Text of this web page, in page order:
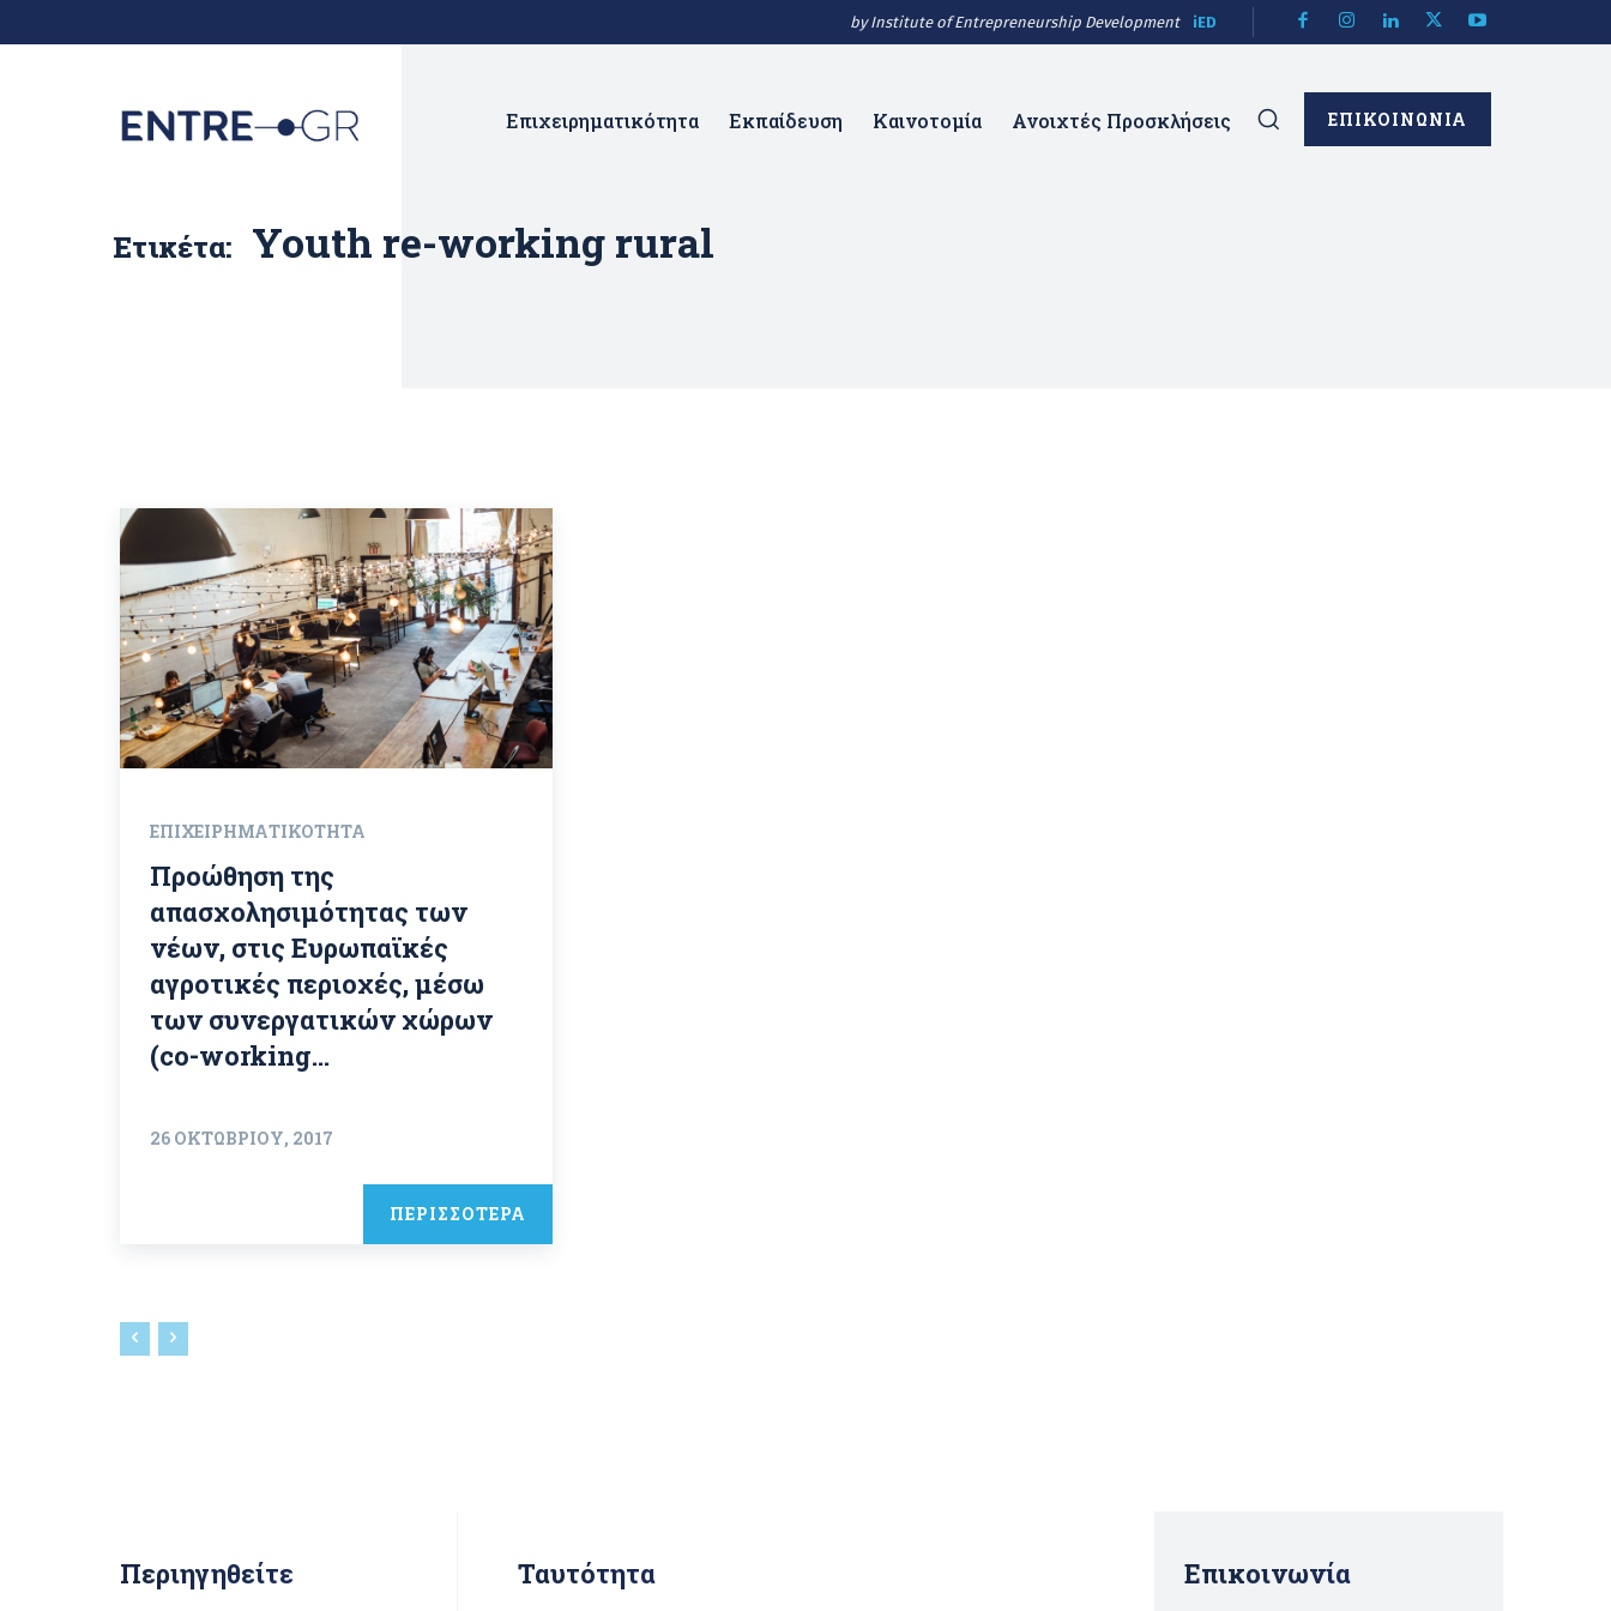
by Institute of Entrepreneurship Development iED
Επιχειρηματικότητα Εκπαίδευση Καινοτομία Ανοιχτές Προσκλήσεις ΕΠΙΚΟΙΝΩΝΙΑ
Ετικέτα: Youth re-working rural
ΕΠΙΧΕΙΡΗΜΑΤΙΚΌΤΗΤΑ
Προώθηση της
απασχολησιμότητας των
νέων, στις Ευρωπαϊκές
αγροτικές περιοχές, μέσω
των συνεργατικών χώρων
(co-working...
26 ΟΚΤΩΒΡΊΟΥ, 2017
ΠΕΡΙΣΣΟΤΕΡΑ
Περιηγηθείτε Ταυτότητα Επικοινωνία